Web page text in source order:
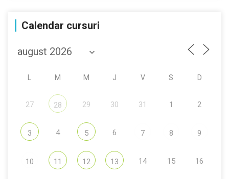
Calendar cursuri
M M J V S D
27 28 29 30 31 1 2
3 4 5 6 7 8 9
10 11 12 13 14 15 16